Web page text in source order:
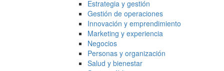
Estrategia y gestión
Gestión de operaciones
Innovación y emprendimiento
Marketing y experiencia
Negocios
Personas y organización
Salud y bienestar